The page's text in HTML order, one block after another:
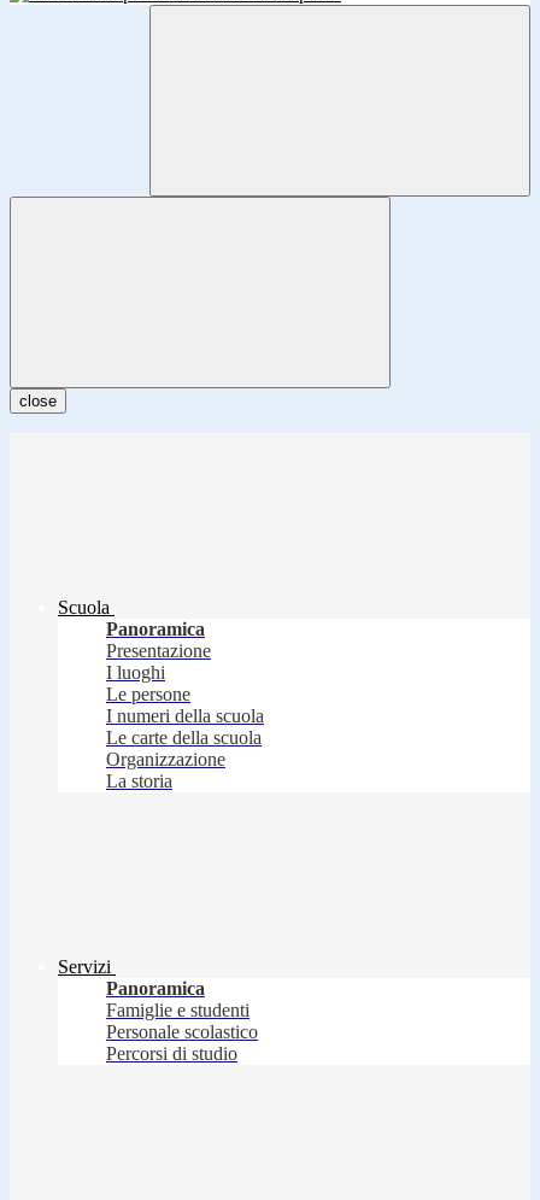
close
Scuola
Panoramica
Presentazione
I luoghi
Le persone
I numeri della scuola
Le carte della scuola
Organizzazione
La storia
Servizi
Panoramica
Famiglie e studenti
Personale scolastico
Percorsi di studio